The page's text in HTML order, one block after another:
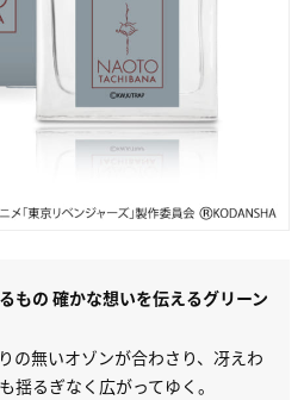
もの 確かな想いを伝えるグリーン
の無いオゾンが合わさり、冴えわ
揺るぎなく広がってゆく。